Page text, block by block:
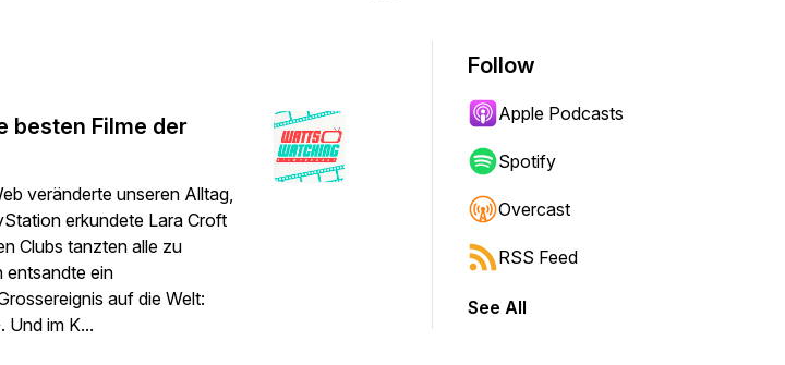
besten Filme der
veränderte unseren Alltag,
erkundete Lara Croft
Clubs tanzten alle zu
entsandte ein
auf die Welt:
Und im K...
Follow
Apple Podcasts
Spotify
Overcast
RSS Feed
See All